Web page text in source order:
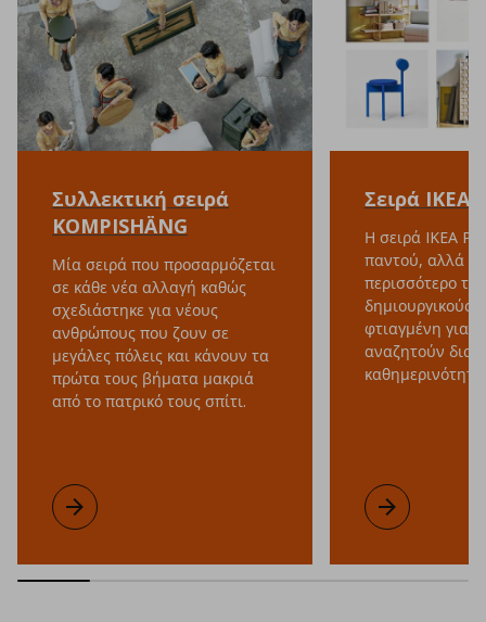
Συλλεκτική σειρά
KOMPISHÄNG
Μία σειρά που προσαρμόζεται
σε κάθε νέα αλλαγή καθώς
σχεδιάστηκε για νέους
ανθρώπους που ζουν σε
μεγάλες πόλεις και κάνουν τα
πρώτα τους βήματα μακριά
από το πατρικό τους σπίτι.
Συλλεκτική σειρά KOMPISHÄNG
Μάθετε περισσότερα
Σειρά IKEA
Η σειρά IKEA PS
παντού, αλλά
περισσότερο
δημιουργικούς
φτιαγμένη για
αναζητούν
Σειρά IKEA PS
Μάθετε